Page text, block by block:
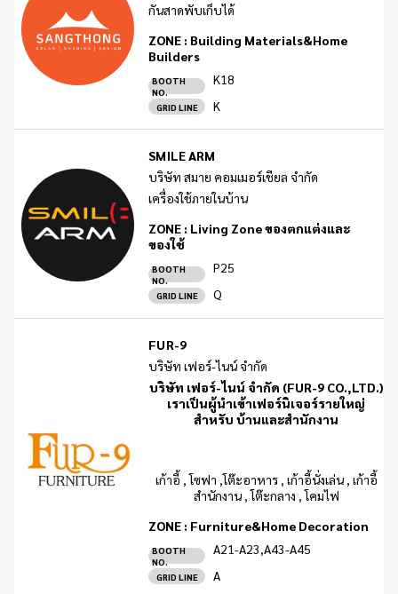
กันสาดพับเก็บได้
ZONE : Building Materials&Home
Builders
BOOTH
NO.
K18
GRID LINE K
SMILE ARM
บริษัท สมาย คอมเมอร์เชียล จำกัด
เครื่องใช้ภายในบ้าน
ZONE : Living Zone ของตกแต่งและ
ของใช้
BOOTH
NO.
P25
GRID LINE Q
FUR-9
บริษัท เฟอร์-ไนน์ จำกัด
บริษัท เฟอร์-ไนน์ จำกัด (FUR-9 CO.,LTD.)
เราเป็นผู้นำเข้าเฟอร์นิเจอร์รายใหญ่
สำหรับ บ้านและสำนักงาน
เก้าอี้ , โซฟา ,โต๊ะอาหาร , เก้าอี้นั่งเล่น , เก้าอี้
สำนักงาน , โต๊ะกลาง , โคมไฟ
ZONE : Furniture&Home Decoration
BOOTH
NO.
A21-A23,A43-A45
GRID LINE A